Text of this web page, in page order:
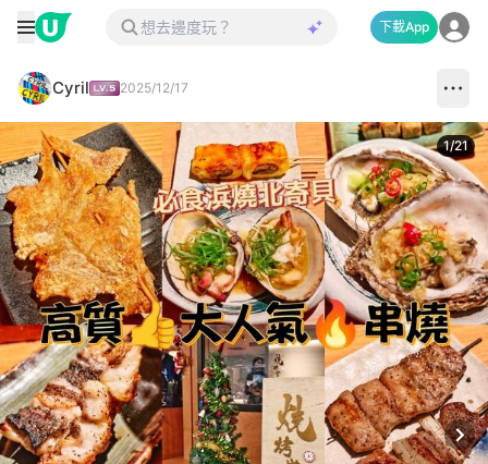
下載App
Cyril 2025/12/17
1/21